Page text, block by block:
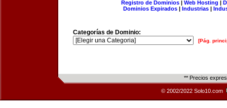
Registro de Dominios| Web Hosting |
Dominios Expirados | Industrias |
Categorías de Dominio:
[Pág.
** Precios
© 2002/2022 Solo10.com